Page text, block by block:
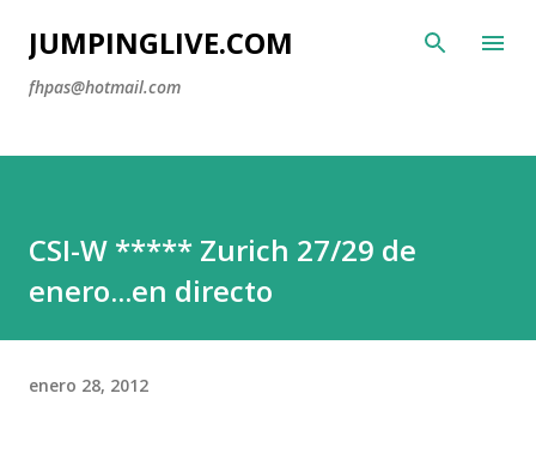
Ir al contenido principal
JUMPINGLIVE.COM
fhpas@hotmail.com
CSI-W ***** Zurich 27/29 de
enero...en directo
enero 28, 2012